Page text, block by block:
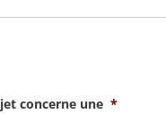
concerne une *